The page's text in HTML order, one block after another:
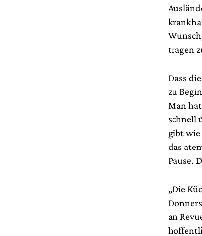
tragen
Dass
zu
Man
schnell
gibt wie
das
Pause.
„Die
an